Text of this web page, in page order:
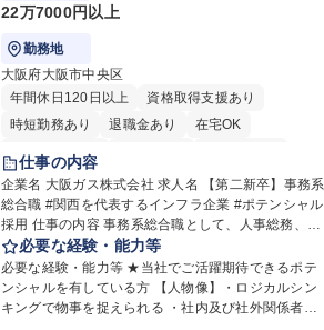
22万7000円以上
勤務地
大阪府大阪市中央区
年間休日120日以上
資格取得支援あり
時短勤務あり
退職金あり
在宅OK
完全週休2日制
土日祝休み
服装自由
第二新卒歓迎
寮・社宅あり
食事補助あり
仕事の内容
企業名 大阪ガス株式会社 求人名 【第二新卒】事務系
総合職 #関西を代表するインフラ企業 #ポテンシャル
採用 仕事の内容 事務系総合職として、人事総務、資
源海外、事業企画、営業などの業務に従事していた
だきます。 【業務内容の一例】■所属事業部の勤労業
務 ■海外に関係する各種業務 ■営業部門の企画スタッ
フ、ルート営業 【キャリアパス】入社後の配属ポジ
必要な経験・能力等
必要な経験・能力等 ★当社でご活躍期待できるポテ
ンシャルを有している方 【人物像】・ロジカルシン
キングで物事を捉えられる ・社内及び社外関係者と